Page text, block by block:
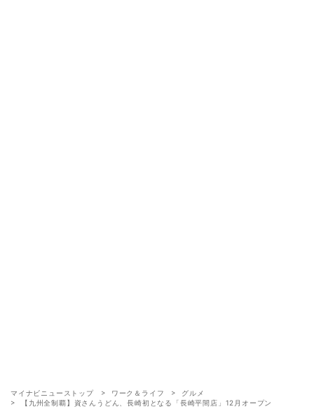
マイナビニューストップ ワーク＆ライフ
グルメ
【九州全制覇】資さんうどん、長崎初となる「長崎平間店」12月オープン